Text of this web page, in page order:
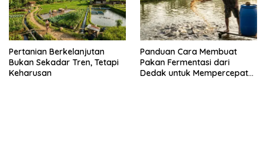
Pertanian Berkelanjutan
Bukan Sekadar Tren, Tetapi
Keharusan
Panduan Cara Membuat
Pakan Fermentasi dari
Dedak untuk Mempercepat